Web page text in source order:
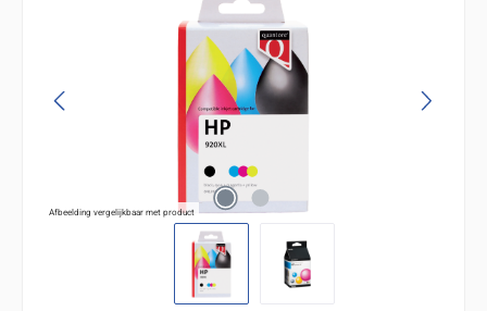
Afbeelding vergelijkbaar met product